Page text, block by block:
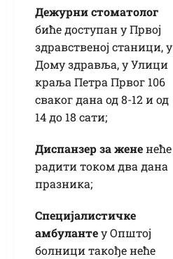
Дежурни стоматолог
биће доступан у Првој
здравственој станици, у
Дому здравља, у Улици
краља Петра Првог 106
сваког дана од 8-12 и од
14 до 18 сати;
Диспанзер за жененеће
радити током два дана
празника;
Специјалистичке
амбулантеу Општој
болници такође неће